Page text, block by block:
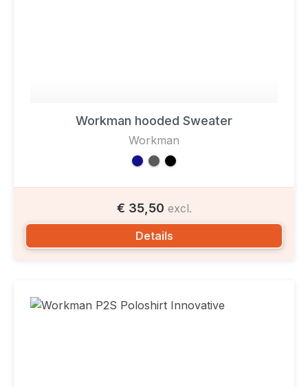
Workman hooded Sweater
Workman
€ 35,50 excl.
Details